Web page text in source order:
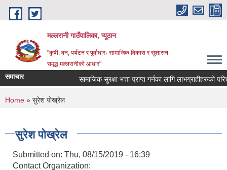
Skip to main content
मल्लरानी गाउँपालिका, प्यूठान
"कृषी, वन, पर्यटन र पूर्वाधारः सामाजिक विकास र सुशासन
समृद्ध मल्लरानीको आधार"
समाचार सामाजिक सुरक्षा भत्ता प्राप्त गर्नका लागि लाभग्राहीहरुको
You are here
Home » सुरेश पोख्रेल
सुरेश पोख्रेल
Submitted on: Thu, 08/15/2019 - 16:39
Contact Organization: